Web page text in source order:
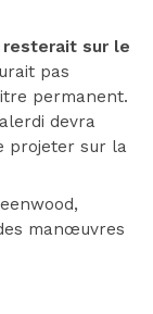
resterait sur le
pas
permanent.
devra
projeter sur la
manœuvres